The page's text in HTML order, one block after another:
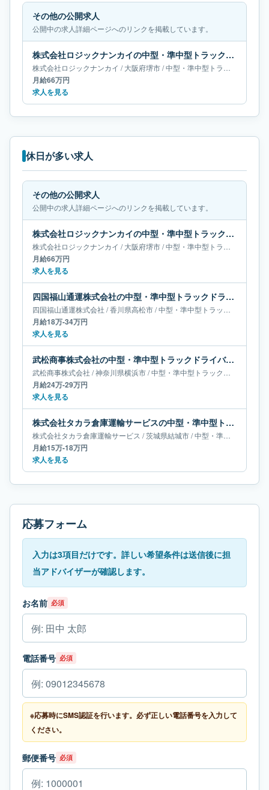
その他の公開求人
公開中の求人詳細ページへのリンクを掲載しています。
株式会社ロジックナンカイの中型・準中型トラックドライバー求人｜大阪府堺市｜月給66万円
株式会社ロジックナンカイ /大阪府堺市/中型・準中型トラックドライバー
月給66万円
求人を見る
休日が多い求人
その他の公開求人
公開中の求人詳細ページへのリンクを掲載しています。
株式会社ロジックナンカイの中型・準中型トラックドライバー求人｜大阪府堺市｜月給66万円
株式会社ロジックナンカイ /大阪府堺市/中型・準中型トラックドライバー
月給66万円
求人を見る
四国福山通運株式会社の中型・準中型トラックドライバー求人｜香川県高松市｜月給18万-34万円
四国福山通運株式会社 /香川県高松市/中型・準中型トラックドライバー
月給18万-34万円
求人を見る
武松商事株式会社の中型・準中型トラックドライバー求人｜神奈川県横浜市｜月給24万-29万円
武松商事株式会社 /神奈川県横浜市/中型・準中型トラックドライバー
月給24万-29万円
求人を見る
株式会社タカラ倉庫運輸サービスの中型・準中型トラックドライバー求人｜茨城県結城市｜月給15万-18万円
株式会社タカラ倉庫運輸サービス /茨城県結城市/中型・準中型トラックドライバー
月給15万-18万円
求人を見る
応募フォーム
入力は3項目だけです。詳しい希望条件は送信後に担
当アドバイザーが確認します。
お名前 必須
電話番号 必須
※応募時にSMS認証を行います。必ず正しい電話番号を入力して
ください。
郵便番号 必須